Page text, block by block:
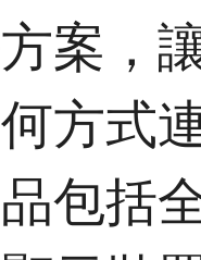
案，
方式
包括